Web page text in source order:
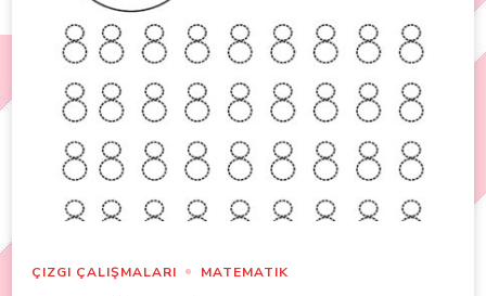
ÇIZGI ÇALIŞMALARI MATEMATIK